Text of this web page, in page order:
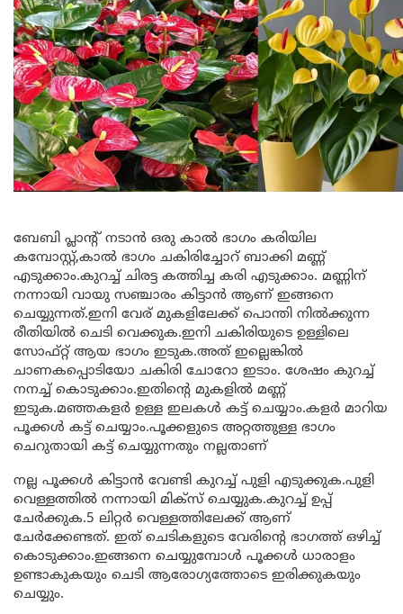
ബേബി പ്ലാന്റ് നടാൻ ഒരു കാൽ ഭാഗം കരിയില
കമ്പോസ്റ്റ്,കാൽ ഭാഗം ചകിരിച്ചോറ് ബാക്കി മണ്ണ്
എടുക്കാം.കുറച്ച് ചിരട്ട കത്തിച്ച കരി എടുക്കാം. മണ്ണിന്
നന്നായി വായു സഞ്ചാരം കിട്ടാൻ ആണ് ഇങ്ങനെ
ചെയ്യുന്നത്.ഇനി വേര് മുകളിലേക്ക് പൊന്തി നിൽക്കുന്ന
രീതിയിൽ ചെടി വെക്കുക.ഇനി ചകിരിയുടെ ഉള്ളിലെ
സോഫ്റ്റ് ആയ ഭാഗം ഇടുക.അത് ഇല്ലെങ്കിൽ
ചാണകപ്പൊടിയോ ചകിരി ചോറോ ഇടാം. ശേഷം കുറച്ച്
നനച്ച് കൊടുക്കാം.ഇതിൻ്റെ മുകളിൽ മണ്ണ്
ഇടുക.മഞ്ഞകളർ ഉള്ള ഇലകൾ കട്ട് ചെയ്യാം.കളർ മാറിയ
പൂക്കൾ കട്ട് ചെയ്യാം.പൂക്കളുടെ അറ്റത്തുള്ള ഭാഗം
ചെറുതായി കട്ട് ചെയ്യുന്നതും നല്ലതാണ്
നല്ല പൂക്കൾ കിട്ടാൻ വേണ്ടി കുറച്ച് പുളി എടുക്കുക.പുളി
വെള്ളത്തിൽ നന്നായി മിക്സ് ചെയ്യുക.കുറച്ച് ഉപ്പ്
ചേർക്കുക.5 ലിറ്റർ വെള്ളത്തിലേക്ക് ആണ്
ചേർക്കേണ്ടത്. ഇത് ചെടികളുടെ വേരിന്റെ ഭാഗത്ത് ഒഴിച്ച്
കൊടുക്കാം.ഇങ്ങനെ ചെയ്യുമ്പോൾ പൂക്കൾ ധാരാളം
ഉണ്ടാകുകയും ചെടി ആരോഗ്യത്തോടെ ഇരിക്കുകയും
ചെയ്യും.